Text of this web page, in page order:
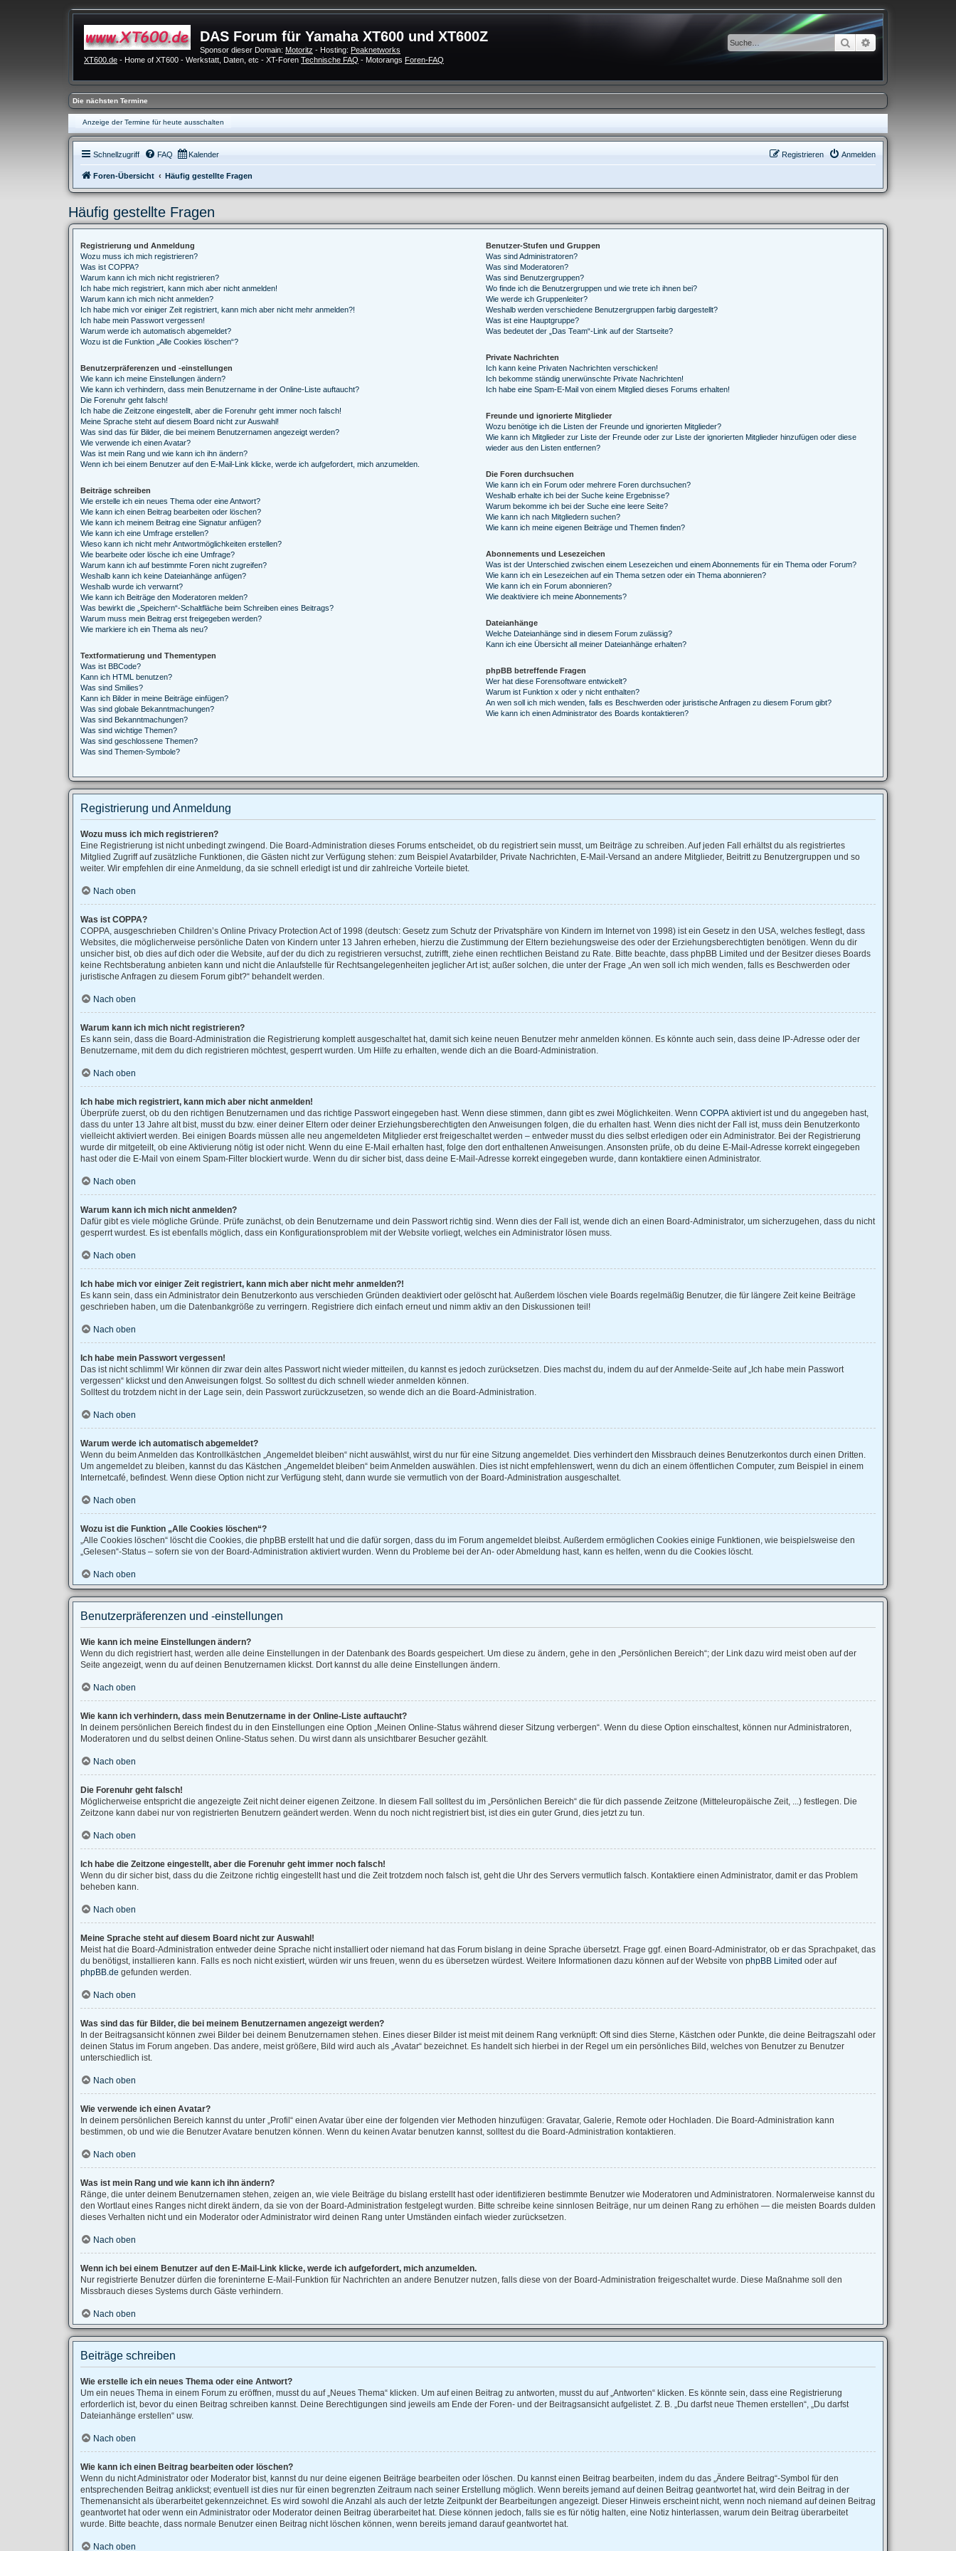
DAS Forum für Yamaha XT600 und XT600Z
Sponsor dieser Domain: Motoritz - Hosting: Peaknetworks
XT600.de - Home of XT600 - Werkstatt, Daten, etc - XT-Foren Technische FAQ - Motorangs Foren-FAQ
Suche Erweiterte Suche
Die nächsten Termine
Anzeige der Termine für heute ausschalten
Schnellzugriff FAQ Kalender Anmelden
Registrieren
Foren-Übersicht Häufig gestellte Fragen
Häufig gestellte Fragen
Registrierung und Anmeldung
Wozu muss ich mich registrieren?
Was ist COPPA?
Warum kann ich mich nicht registrieren?
Ich habe mich registriert, kann mich aber nicht anmelden!
Warum kann ich mich nicht anmelden?
Ich habe mich vor einiger Zeit registriert, kann mich aber nicht mehr anmelden?!
Ich habe mein Passwort vergessen!
Warum werde ich automatisch abgemeldet?
Wozu ist die Funktion „Alle Cookies löschen“?
Benutzerpräferenzen und -einstellungen
Wie kann ich meine Einstellungen ändern?
Wie kann ich verhindern, dass mein Benutzername in der Online-Liste auftaucht?
Die Forenuhr geht falsch!
Ich habe die Zeitzone eingestellt, aber die Forenuhr geht immer noch falsch!
Meine Sprache steht auf diesem Board nicht zur Auswahl!
Was sind das für Bilder, die bei meinem Benutzernamen angezeigt werden?
Wie verwende ich einen Avatar?
Was ist mein Rang und wie kann ich ihn ändern?
Wenn ich bei einem Benutzer auf den E-Mail-Link klicke, werde ich aufgefordert, mich anzumelden.
Beiträge schreiben
Wie erstelle ich ein neues Thema oder eine Antwort?
Wie kann ich einen Beitrag bearbeiten oder löschen?
Wie kann ich meinem Beitrag eine Signatur anfügen?
Wie kann ich eine Umfrage erstellen?
Wieso kann ich nicht mehr Antwortmöglichkeiten erstellen?
Wie bearbeite oder lösche ich eine Umfrage?
Warum kann ich auf bestimmte Foren nicht zugreifen?
Weshalb kann ich keine Dateianhänge anfügen?
Weshalb wurde ich verwarnt?
Wie kann ich Beiträge den Moderatoren melden?
Was bewirkt die „Speichern“-Schaltfläche beim Schreiben eines Beitrags?
Warum muss mein Beitrag erst freigegeben werden?
Wie markiere ich ein Thema als neu?
Textformatierung und Thementypen
Was ist BBCode?
Kann ich HTML benutzen?
Was sind Smilies?
Kann ich Bilder in meine Beiträge einfügen?
Was sind globale Bekanntmachungen?
Was sind Bekanntmachungen?
Was sind wichtige Themen?
Was sind geschlossene Themen?
Was sind Themen-Symbole?
Benutzer-Stufen und Gruppen
Was sind Administratoren?
Was sind Moderatoren?
Was sind Benutzergruppen?
Wo finde ich die Benutzergruppen und wie trete ich ihnen bei?
Wie werde ich Gruppenleiter?
Weshalb werden verschiedene Benutzergruppen farbig dargestellt?
Was ist eine Hauptgruppe?
Was bedeutet der „Das Team“-Link auf der Startseite?
Private Nachrichten
Ich kann keine Privaten Nachrichten verschicken!
Ich bekomme ständig unerwünschte Private Nachrichten!
Ich habe eine Spam-E-Mail von einem Mitglied dieses Forums erhalten!
Freunde und ignorierte Mitglieder
Wozu benötige ich die Listen der Freunde und ignorierten Mitglieder?
Wie kann ich Mitglieder zur Liste der Freunde oder zur Liste der ignorierten Mitglieder hinzufügen oder diese
wieder aus den Listen entfernen?
Die Foren durchsuchen
Wie kann ich ein Forum oder mehrere Foren durchsuchen?
Weshalb erhalte ich bei der Suche keine Ergebnisse?
Warum bekomme ich bei der Suche eine leere Seite?
Wie kann ich nach Mitgliedern suchen?
Wie kann ich meine eigenen Beiträge und Themen finden?
Abonnements und Lesezeichen
Was ist der Unterschied zwischen einem Lesezeichen und einem Abonnements für ein Thema oder Forum?
Wie kann ich ein Lesezeichen auf ein Thema setzen oder ein Thema abonnieren?
Wie kann ich ein Forum abonnieren?
Wie deaktiviere ich meine Abonnements?
Dateianhänge
Welche Dateianhänge sind in diesem Forum zulässig?
Kann ich eine Übersicht all meiner Dateianhänge erhalten?
phpBB betreffende Fragen
Wer hat diese Forensoftware entwickelt?
Warum ist Funktion x oder y nicht enthalten?
An wen soll ich mich wenden, falls es Beschwerden oder juristische Anfragen zu diesem Forum gibt?
Wie kann ich einen Administrator des Boards kontaktieren?
Registrierung und Anmeldung
Wozu muss ich mich registrieren?
Eine Registrierung ist nicht unbedingt zwingend. Die Board-Administration dieses Forums entscheidet, ob du registriert sein musst, um Beiträge zu schreiben. Auf jeden Fall erhältst du als registriertes
Mitglied Zugriff auf zusätzliche Funktionen, die Gästen nicht zur Verfügung stehen: zum Beispiel Avatarbilder, Private Nachrichten, E-Mail-Versand an andere Mitglieder, Beitritt zu Benutzergruppen und so
weiter. Wir empfehlen dir eine Anmeldung, da sie schnell erledigt ist und dir zahlreiche Vorteile bietet.
Nach oben
Was ist COPPA?
COPPA, ausgeschrieben Children’s Online Privacy Protection Act of 1998 (deutsch: Gesetz zum Schutz der Privatsphäre von Kindern im Internet von 1998) ist ein Gesetz in den USA, welches festlegt, dass
Websites, die möglicherweise persönliche Daten von Kindern unter 13 Jahren erheben, hierzu die Zustimmung der Eltern beziehungsweise des oder der Erziehungsberechtigten benötigen. Wenn du dir
unsicher bist, ob dies auf dich oder die Website, auf der du dich zu registrieren versuchst, zutrifft, ziehe einen rechtlichen Beistand zu Rate. Bitte beachte, dass phpBB Limited und der Besitzer dieses Boards
keine Rechtsberatung anbieten kann und nicht die Anlaufstelle für Rechtsangelegenheiten jeglicher Art ist; außer solchen, die unter der Frage „An wen soll ich mich wenden, falls es Beschwerden oder
juristische Anfragen zu diesem Forum gibt?“ behandelt werden.
Nach oben
Warum kann ich mich nicht registrieren?
Es kann sein, dass die Board-Administration die Registrierung komplett ausgeschaltet hat, damit sich keine neuen Benutzer mehr anmelden können. Es könnte auch sein, dass deine IP-Adresse oder der
Benutzername, mit dem du dich registrieren möchtest, gesperrt wurden. Um Hilfe zu erhalten, wende dich an die Board-Administration.
Nach oben
Ich habe mich registriert, kann mich aber nicht anmelden!
Überprüfe zuerst, ob du den richtigen Benutzernamen und das richtige Passwort eingegeben hast. Wenn diese stimmen, dann gibt es zwei Möglichkeiten. Wenn COPPA aktiviert ist und du angegeben hast,
dass du unter 13 Jahre alt bist, musst du bzw. einer deiner Eltern oder deiner Erziehungsberechtigten den Anweisungen folgen, die du erhalten hast. Wenn dies nicht der Fall ist, muss dein Benutzerkonto
vielleicht aktiviert werden. Bei einigen Boards müssen alle neu angemeldeten Mitglieder erst freigeschaltet werden – entweder musst du dies selbst erledigen oder ein Administrator. Bei der Registrierung
wurde dir mitgeteilt, ob eine Aktivierung nötig ist oder nicht. Wenn du eine E-Mail erhalten hast, folge den dort enthaltenen Anweisungen. Ansonsten prüfe, ob du deine E-Mail-Adresse korrekt eingegeben
hast oder die E-Mail von einem Spam-Filter blockiert wurde. Wenn du dir sicher bist, dass deine E-Mail-Adresse korrekt eingegeben wurde, dann kontaktiere einen Administrator.
Nach oben
Warum kann ich mich nicht anmelden?
Dafür gibt es viele mögliche Gründe. Prüfe zunächst, ob dein Benutzername und dein Passwort richtig sind. Wenn dies der Fall ist, wende dich an einen Board-Administrator, um sicherzugehen, dass du nicht
gesperrt wurdest. Es ist ebenfalls möglich, dass ein Konfigurationsproblem mit der Website vorliegt, welches ein Administrator lösen muss.
Nach oben
Ich habe mich vor einiger Zeit registriert, kann mich aber nicht mehr anmelden?!
Es kann sein, dass ein Administrator dein Benutzerkonto aus verschieden Gründen deaktiviert oder gelöscht hat. Außerdem löschen viele Boards regelmäßig Benutzer, die für längere Zeit keine Beiträge
geschrieben haben, um die Datenbankgröße zu verringern. Registriere dich einfach erneut und nimm aktiv an den Diskussionen teil!
Nach oben
Ich habe mein Passwort vergessen!
Das ist nicht schlimm! Wir können dir zwar dein altes Passwort nicht wieder mitteilen, du kannst es jedoch zurücksetzen. Dies machst du, indem du auf der Anmelde-Seite auf „Ich habe mein Passwort
vergessen“ klickst und den Anweisungen folgst. So solltest du dich schnell wieder anmelden können.
Solltest du trotzdem nicht in der Lage sein, dein Passwort zurückzusetzen, so wende dich an die Board-Administration.
Nach oben
Warum werde ich automatisch abgemeldet?
Wenn du beim Anmelden das Kontrollkästchen „Angemeldet bleiben“ nicht auswählst, wirst du nur für eine Sitzung angemeldet. Dies verhindert den Missbrauch deines Benutzerkontos durch einen Dritten.
Um angemeldet zu bleiben, kannst du das Kästchen „Angemeldet bleiben“ beim Anmelden auswählen. Dies ist nicht empfehlenswert, wenn du dich an einem öffentlichen Computer, zum Beispiel in einem
Internetcafé, befindest. Wenn diese Option nicht zur Verfügung steht, dann wurde sie vermutlich von der Board-Administration ausgeschaltet.
Nach oben
Wozu ist die Funktion „Alle Cookies löschen“?
„Alle Cookies löschen“ löscht die Cookies, die phpBB erstellt hat und die dafür sorgen, dass du im Forum angemeldet bleibst. Außerdem ermöglichen Cookies einige Funktionen, wie beispielsweise den
„Gelesen“-Status – sofern sie von der Board-Administration aktiviert wurden. Wenn du Probleme bei der An- oder Abmeldung hast, kann es helfen, wenn du die Cookies löscht.
Nach oben
Benutzerpräferenzen und -einstellungen
Wie kann ich meine Einstellungen ändern?
Wenn du dich registriert hast, werden alle deine Einstellungen in der Datenbank des Boards gespeichert. Um diese zu ändern, gehe in den „Persönlichen Bereich“; der Link dazu wird meist oben auf der
Seite angezeigt, wenn du auf deinen Benutzernamen klickst. Dort kannst du alle deine Einstellungen ändern.
Nach oben
Wie kann ich verhindern, dass mein Benutzername in der Online-Liste auftaucht?
In deinem persönlichen Bereich findest du in den Einstellungen eine Option „Meinen Online-Status während dieser Sitzung verbergen“. Wenn du diese Option einschaltest, können nur Administratoren,
Moderatoren und du selbst deinen Online-Status sehen. Du wirst dann als unsichtbarer Besucher gezählt.
Nach oben
Die Forenuhr geht falsch!
Möglicherweise entspricht die angezeigte Zeit nicht deiner eigenen Zeitzone. In diesem Fall solltest du im „Persönlichen Bereich“ die für dich passende Zeitzone (Mitteleuropäische Zeit, ...) festlegen. Die
Zeitzone kann dabei nur von registrierten Benutzern geändert werden. Wenn du noch nicht registriert bist, ist dies ein guter Grund, dies jetzt zu tun.
Nach oben
Ich habe die Zeitzone eingestellt, aber die Forenuhr geht immer noch falsch!
Wenn du dir sicher bist, dass du die Zeitzone richtig eingestellt hast und die Zeit trotzdem noch falsch ist, geht die Uhr des Servers vermutlich falsch. Kontaktiere einen Administrator, damit er das Problem
beheben kann.
Nach oben
Meine Sprache steht auf diesem Board nicht zur Auswahl!
Meist hat die Board-Administration entweder deine Sprache nicht installiert oder niemand hat das Forum bislang in deine Sprache übersetzt. Frage ggf. einen Board-Administrator, ob er das Sprachpaket, das
du benötigst, installieren kann. Falls es noch nicht existiert, würden wir uns freuen, wenn du es übersetzen würdest. Weitere Informationen dazu können auf der Website von phpBB Limited oder auf
phpBB.de gefunden werden.
Nach oben
Was sind das für Bilder, die bei meinem Benutzernamen angezeigt werden?
In der Beitragsansicht können zwei Bilder bei deinem Benutzernamen stehen. Eines dieser Bilder ist meist mit deinem Rang verknüpft: Oft sind dies Sterne, Kästchen oder Punkte, die deine Beitragszahl oder
deinen Status im Forum angeben. Das andere, meist größere, Bild wird auch als „Avatar“ bezeichnet. Es handelt sich hierbei in der Regel um ein persönliches Bild, welches von Benutzer zu Benutzer
unterschiedlich ist.
Nach oben
Wie verwende ich einen Avatar?
In deinem persönlichen Bereich kannst du unter „Profil“ einen Avatar über eine der folgenden vier Methoden hinzufügen: Gravatar, Galerie, Remote oder Hochladen. Die Board-Administration kann
bestimmen, ob und wie die Benutzer Avatare benutzen können. Wenn du keinen Avatar benutzen kannst, solltest du die Board-Administration kontaktieren.
Nach oben
Was ist mein Rang und wie kann ich ihn ändern?
Ränge, die unter deinem Benutzernamen stehen, zeigen an, wie viele Beiträge du bislang erstellt hast oder identifizieren bestimmte Benutzer wie Moderatoren und Administratoren. Normalerweise kannst du
den Wortlaut eines Ranges nicht direkt ändern, da sie von der Board-Administration festgelegt wurden. Bitte schreibe keine sinnlosen Beiträge, nur um deinen Rang zu erhöhen — die meisten Boards dulden
dieses Verhalten nicht und ein Moderator oder Administrator wird deinen Rang unter Umständen einfach wieder zurücksetzen.
Nach oben
Wenn ich bei einem Benutzer auf den E-Mail-Link klicke, werde ich aufgefordert, mich anzumelden.
Nur registrierte Benutzer dürfen die foreninterne E-Mail-Funktion für Nachrichten an andere Benutzer nutzen, falls diese von der Board-Administration freigeschaltet wurde. Diese Maßnahme soll den
Missbrauch dieses Systems durch Gäste verhindern.
Nach oben
Beiträge schreiben
Wie erstelle ich ein neues Thema oder eine Antwort?
Um ein neues Thema in einem Forum zu eröffnen, musst du auf „Neues Thema“ klicken. Um auf einen Beitrag zu antworten, musst du auf „Antworten“ klicken. Es könnte sein, dass eine Registrierung
erforderlich ist, bevor du einen Beitrag schreiben kannst. Deine Berechtigungen sind jeweils am Ende der Foren- und der Beitragsansicht aufgelistet. Z. B. „Du darfst neue Themen erstellen“, „Du darfst
Dateianhänge erstellen“ usw.
Nach oben
Wie kann ich einen Beitrag bearbeiten oder löschen?
Wenn du nicht Administrator oder Moderator bist, kannst du nur deine eigenen Beiträge bearbeiten oder löschen. Du kannst einen Beitrag bearbeiten, indem du das „Ändere Beitrag“-Symbol für den
entsprechenden Beitrag anklickst; eventuell ist dies nur für einen begrenzten Zeitraum nach seiner Erstellung möglich. Wenn bereits jemand auf deinen Beitrag geantwortet hat, wird dein Beitrag in der
Themenansicht als überarbeitet gekennzeichnet. Es wird sowohl die Anzahl als auch der letzte Zeitpunkt der Bearbeitungen angezeigt. Dieser Hinweis erscheint nicht, wenn noch niemand auf deinen Beitrag
geantwortet hat oder wenn ein Administrator oder Moderator deinen Beitrag überarbeitet hat. Diese können jedoch, falls sie es für nötig halten, eine Notiz hinterlassen, warum dein Beitrag überarbeitet
wurde. Bitte beachte, dass normale Benutzer einen Beitrag nicht löschen können, wenn bereits jemand darauf geantwortet hat.
Nach oben